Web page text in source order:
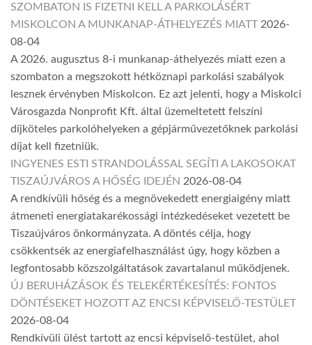
SZOMBATON IS FIZETNI KELL A PARKOLÁSÉRT
MISKOLCON A MUNKANAP-ÁTHELYEZÉS MIATT 2026-
08-04
A 2026. augusztus 8-i munkanap-áthelyezés miatt ezen a
szombaton a megszokott hétköznapi parkolási szabályok
lesznek érvényben Miskolcon. Ez azt jelenti, hogy a Miskolci
Városgazda Nonprofit Kft. által üzemeltetett felszíni
díjköteles parkolóhelyeken a gépjárművezetőknek parkolási
díjat kell fizetniük.
INGYENES ESTI STRANDOLÁSSAL SEGÍTI A LAKOSOKAT
TISZAÚJVÁROS A HŐSÉG IDEJÉN 2026-08-04
A rendkívüli hőség és a megnövekedett energiaigény miatt
átmeneti energiatakarékossági intézkedéseket vezetett be
Tiszaújváros önkormányzata. A döntés célja, hogy
csökkentsék az energiafelhasználást úgy, hogy közben a
legfontosabb közszolgáltatások zavartalanul működjenek.
ÚJ BERUHÁZÁSOK ÉS TELEKÉRTÉKESÍTÉS: FONTOS
DÖNTÉSEKET HOZOTT AZ ENCSI KÉPVISELŐ-TESTÜLET
2026-08-04
Rendkívüli ülést tartott az encsi képviselő-testület, ahol